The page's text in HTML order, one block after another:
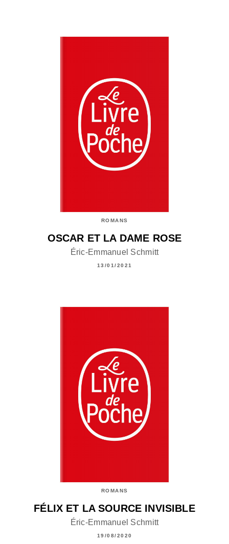
ROMANS
OSCAR ET LA DAME ROSE
Éric-Emmanuel Schmitt
13/01/2021
ROMANS
FÉLIX ET LA SOURCE INVISIBLE
Éric-Emmanuel Schmitt
19/08/2020